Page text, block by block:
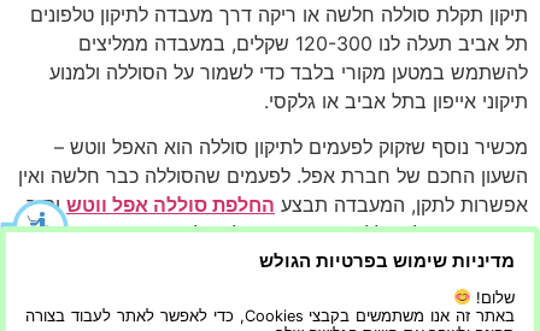
תיקון תקלת סוללה חלשה או ריקה דרך מעבדה לתיקון טלפונים
תל אביב תעלה לנו 120-300 שקלים, במעבדה ממליצים
להשתמש במטען מקורי בלבד כדי לשמור על הסוללה ולמנוע
תיקוני אייפון בתל אביב או גלקסי.
מכשיר נוסף שזקוק לפעמים לתיקון סוללה הוא האפל ווטש –
השעון החכם של חברת אפל. לפעמים שהסוללה כבר חלשה ואין
אפשרות לתקן, המעבדה תבצע החלפת סוללה אפל ווטשותוך
זמן קצר תקבלו סוללה חזקה שתיתן לכם להנות מהשעון.
תל אביב לעדכון גרסא יעלה 100-150 שקלים.
מדיניות שימוש בפרטיות הגולש
שלום!
באתר זה אנו משתמשים בקבצי Cookies, כדי לאפשר לאתר לעבוד בצורה